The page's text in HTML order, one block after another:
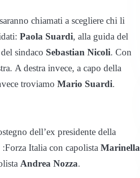
chiamati a scegliere chi li
Paola Suardi, alla guida del
sindaco Sebastian Nicoli. Con
A destra invece, a capo della
troviamo Mario Suardi.
dell’ex presidente della
Italia con capolista Marinella
Andrea Nozza.